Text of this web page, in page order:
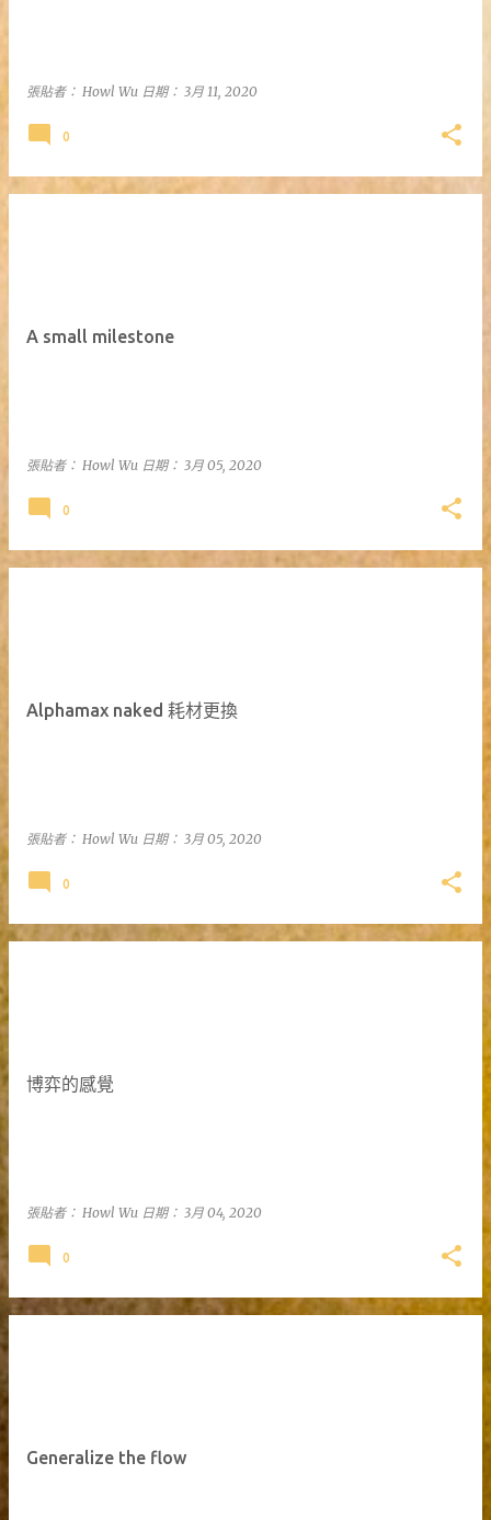
張貼者： Howl Wu 日期： 3月 11, 2020
0
A small milestone
張貼者： Howl Wu 日期： 3月 05, 2020
0
Alphamax naked 耗材更換
張貼者： Howl Wu 日期： 3月 05, 2020
0
博弈的感覺
張貼者： Howl Wu 日期： 3月 04, 2020
0
Generalize the flow